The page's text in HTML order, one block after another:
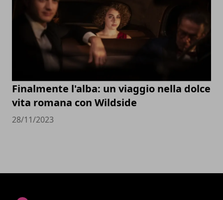
Finalmente l'alba: un viaggio nella dolce
vita romana con Wildside
28/11/2023